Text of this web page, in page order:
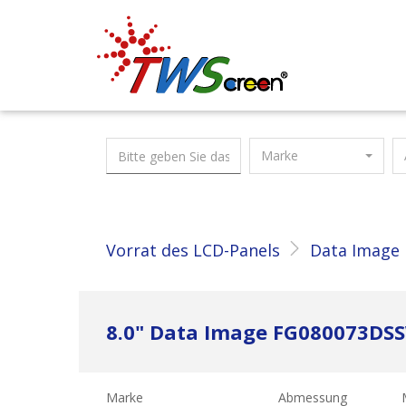
Taiwan Screen
Marke
Vorrat des LCD-Panels Data Image
8.0" Data Image
Marke Abmessung